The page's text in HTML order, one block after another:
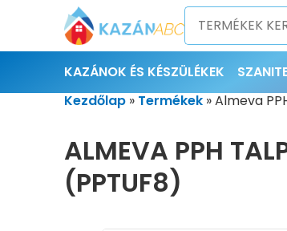
KAZÁNOK ÉS KÉSZÜLÉKEK
Kezdőlap » Termékek »Almeva
ALMEVA PPH
(PPTUF8)